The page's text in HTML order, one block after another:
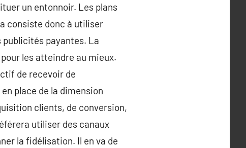
un entonnoir. Les plans
consiste donc à utiliser
publicités payantes. La
les atteindre au mieux.
de recevoir de
place de la dimension
clients, de conversion,
utiliser des canaux
la fidélisation. Il en va de